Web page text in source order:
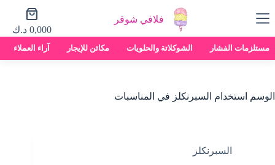
إلى
فلافي شوقر
عربة
التسوق0,000 د.ك
مستلزمات الفشار الشوكلاتة والحلويات مكائن للإيجار آراء العملاء
الوسم استخدام السبرنكلز في المناسبات
السبرنكلز